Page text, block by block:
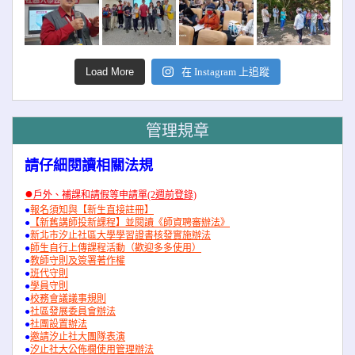
Load More 在 Instagram 上追蹤
管理規章
請仔細閱讀相關法規
●戶外、補課和請假等申請單(2週前登錄)
●報名須知與【新生直接註冊】
● 【新舊講師投新課程】並閱讀《師資聘審辦法》
●新北市汐止社區大學學習證書核發實施辦法
●師生自行上傳課程活動（歡迎多多使用）
●教師守則及簽署著作權
●班代守則
●學員守則
●校務會議議事規則
●社區發展委員會辦法
●社團設置辦法
●邀請汐止社大團隊表演
●汐止社大公佈欄使用管理辦法